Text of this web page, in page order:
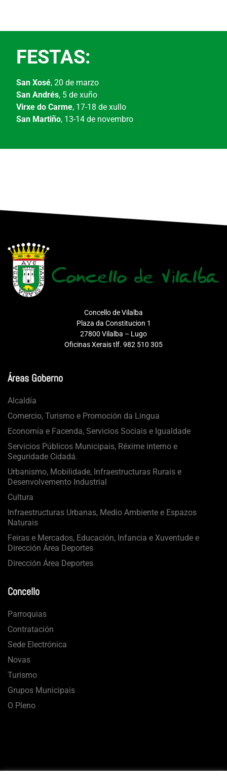
FESTAS:
San Xosé, 20 de marzo
San Andrés, 5 de xuño
Virxe do Carme, 17-18 de xullo
San Martiño, 13-14 de novembro
Concello de Vilalba
Plaza da Constitucion 1
27800 Vilalba – Lugo
Oficinas Xerais tlf. 982 510 305
Áreas Goberno
Alcaldía
Comercio, Turismo e Promoción da Lingua
Economía e Facenda, Servicios Sociais e Igualdade
Servicios Públicos Municipais, Réxime interno e
Seguridade Cidadá.
Urbanismo, Mobilidade, Infraestructuras Rurais e
Desenvolvemento Industrial
Cultura
Infraestructuras Urbanas, Medio Ambiente e Espazos
Naturais
Feiras e Mercados, Educación, Infancia e Xuventude e
Dirección Área Deportes
Dirección Área Deportes
Concello
Parroquias
Contratación
Sede Electrónica
Novas
Turismo
Grupos Municipais
O Pleno